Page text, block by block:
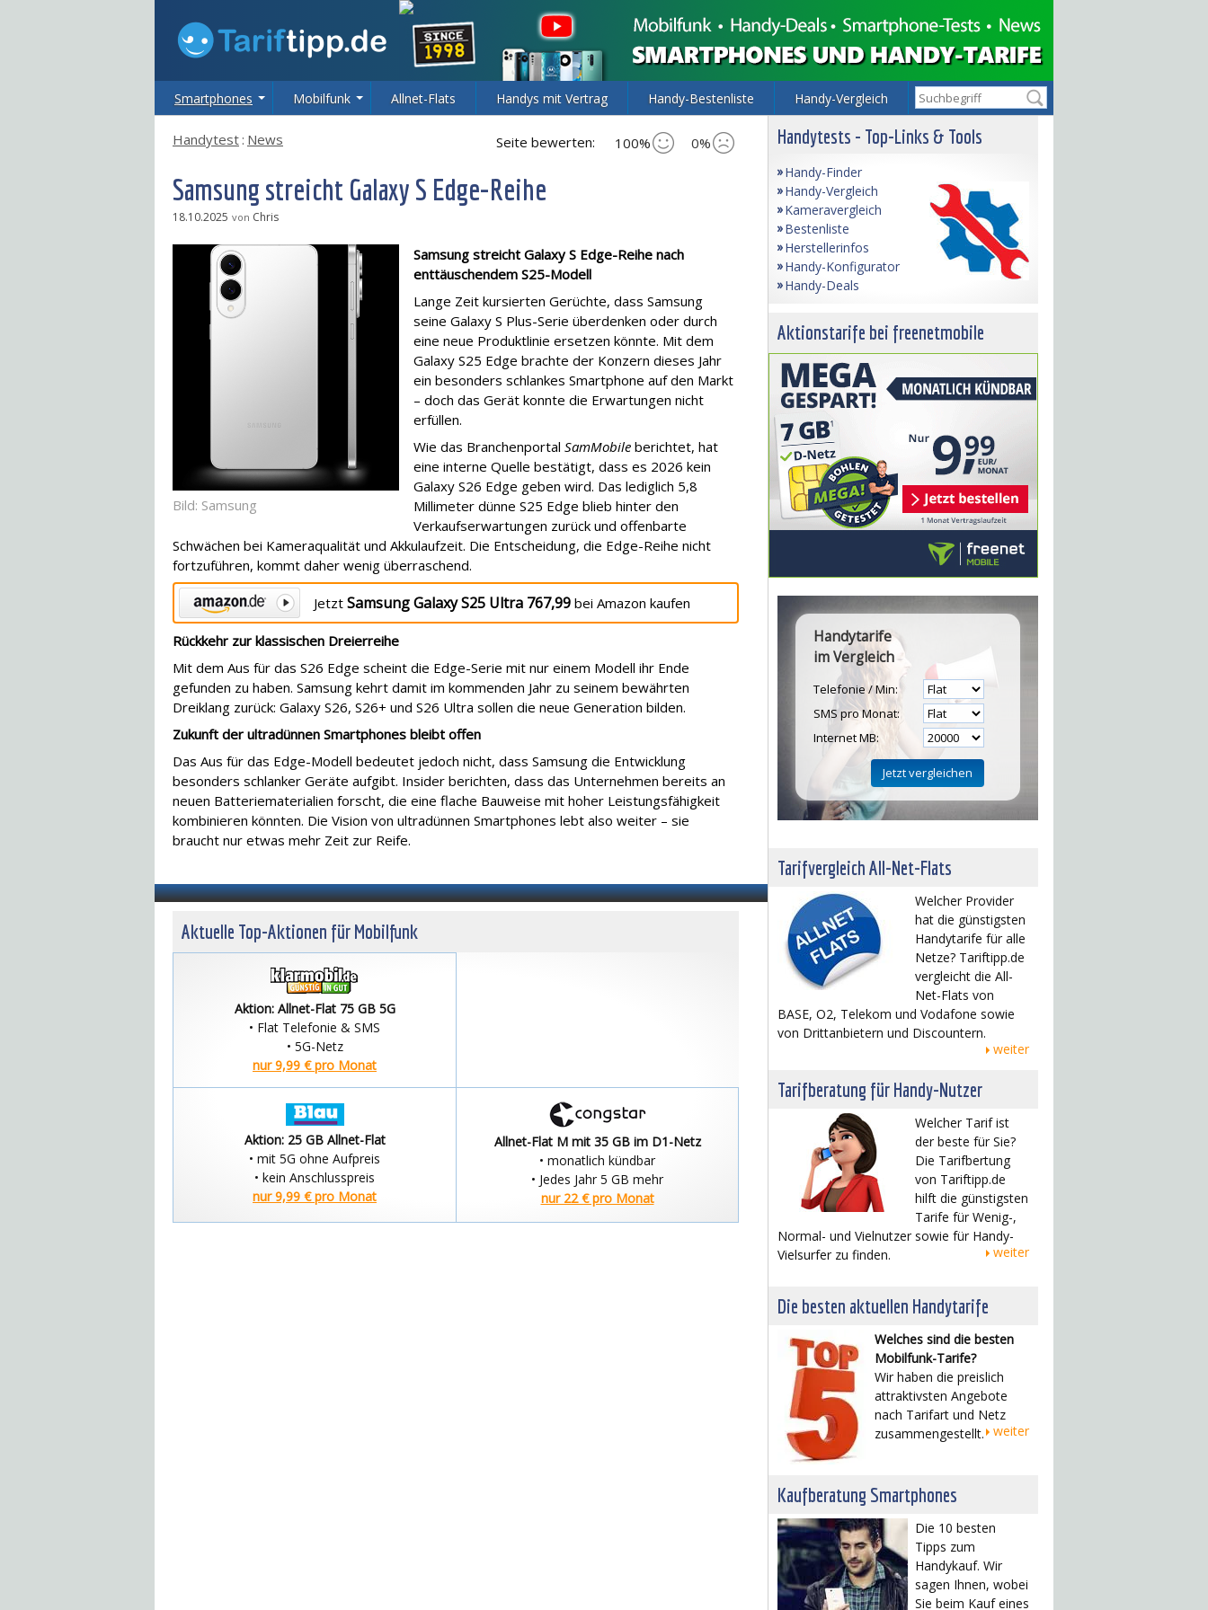
Smartphones Mobilfunk Allnet-Flats Handys mit Vertrag Handy-Bestenliste Handy-Vergleich
Seite bewerten: 100% 0%
Handytest : News
Samsung streicht Galaxy S Edge-Reihe
18.10.2025 von Chris
Bild: Samsung
Samsung streicht Galaxy S Edge-Reihe nach
enttäuschendem S25-Modell
Lange Zeit kursierten Gerüchte, dass Samsung
seine Galaxy S Plus-Serie überdenken oder durch
eine neue Produktlinie ersetzen könnte. Mit dem
Galaxy S25 Edge brachte der Konzern dieses Jahr
ein besonders schlankes Smartphone auf den Markt
– doch das Gerät konnte die Erwartungen nicht
erfüllen.
Wie das Branchenportal SamMobile berichtet, hat
eine interne Quelle bestätigt, dass es 2026 kein
Galaxy S26 Edge geben wird. Das lediglich 5,8
Millimeter dünne S25 Edge blieb hinter den
Verkaufserwartungen zurück und offenbarte
Schwächen bei Kameraqualität und Akkulaufzeit. Die Entscheidung, die Edge-Reihe nicht
fortzuführen, kommt daher wenig überraschend.
Jetzt Samsung Galaxy S25 Ultra 767,99 bei Amazon kaufen
Rückkehr zur klassischen Dreierreihe
Mit dem Aus für das S26 Edge scheint die Edge-Serie mit nur einem Modell ihr Ende
gefunden zu haben. Samsung kehrt damit im kommenden Jahr zu seinem bewährten
Dreiklang zurück: Galaxy S26, S26+ und S26 Ultra sollen die neue Generation bilden.
Zukunft der ultradünnen Smartphones bleibt offen
Das Aus für das Edge-Modell bedeutet jedoch nicht, dass Samsung die Entwicklung
besonders schlanker Geräte aufgibt. Insider berichten, dass das Unternehmen bereits an
neuen Batteriematerialien forscht, die eine flache Bauweise mit hoher Leistungsfähigkeit
kombinieren könnten. Die Vision von ultradünnen Smartphones lebt also weiter – sie
braucht nur etwas mehr Zeit zur Reife.
Aktuelle Top-Aktionen für Mobilfunk
Aktion: Allnet-Flat 75 GB 5G
• Flat Telefonie & SMS
• 5G-Netz
nur 9,99 € pro Monat
Aktion: 25 GB Allnet-Flat
• mit 5G ohne Aufpreis
• kein Anschlusspreis
nur 9,99 € pro Monat
Allnet-Flat M mit 35 GB im D1-Netz
• monatlich kündbar
• Jedes Jahr 5 GB mehr
nur 22 € pro Monat
Handytests - Top-Links & Tools
Handy-Finder
Handy-Vergleich
Kameravergleich
Bestenliste
Herstellerinfos
Handy-Konfigurator
Handy-Deals
Aktionstarife bei freenetmobile
Handytarife
im Vergleich
Telefonie / Min:
SMS pro Monat:
Internet MB:
Tarifvergleich All-Net-Flats
Welcher Provider
hat die günstigsten
Handytarife für alle
Netze? Tariftipp.de
vergleicht die All-
Net-Flats von
BASE, O2, Telekom und Vodafone sowie
von Drittanbietern und Discountern.
weiter
Tarifberatung für Handy-Nutzer
Welcher Tarif ist
der beste für Sie?
Die Tarifbertung
von Tariftipp.de
hilft die günstigsten
Tarife für Wenig-,
Normal- und Vielnutzer sowie für Handy-
Vielsurfer zu finden.
weiter
Die besten aktuellen Handytarife
Welches sind die besten
Mobilfunk-Tarife?
Wir haben die preislich
attraktivsten Angebote
nach Tarifart und Netz
zusammengestellt. weiter
Kaufberatung Smartphones
Die 10 besten
Tipps zum
Handykauf. Wir
sagen Ihnen, wobei
Sie beim Kauf eines